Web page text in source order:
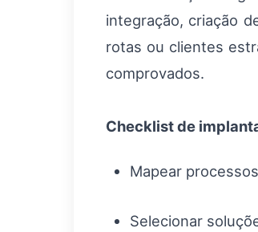
integração, criação
rotas ou clientes
comprovados.
Checklist de
Mapear
Selecionar